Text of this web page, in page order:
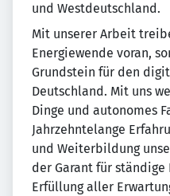
und Westdeutschland.
Mit unserer Arbeit
Energiewende voran,
Grundstein für den
Deutschland. Mit uns
Dinge und autonomes
Jahrzehntelange
und Weiterbildung
der Garant für
Erfüllung aller